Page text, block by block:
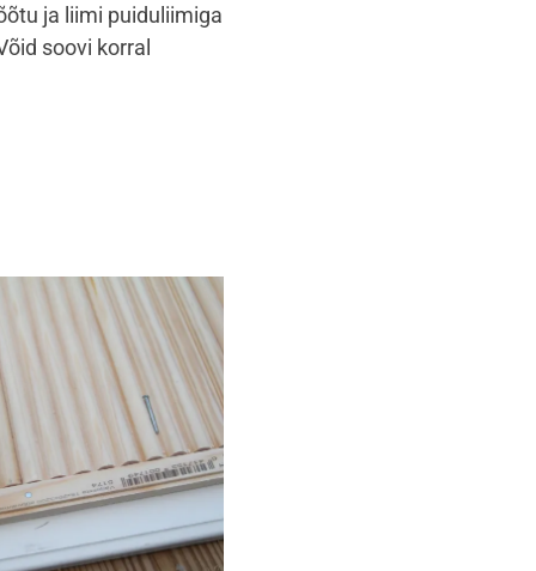
ja liimi puiduliimiga
soovi korral